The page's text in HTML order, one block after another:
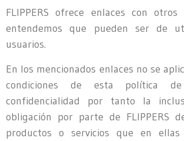
FLIPPERS ofrece enlaces con
entendemos que pueden ser de
usuarios.
En los mencionados enlaces no se
condiciones de esta política
confidencialidad por tanto la
obligación por parte de FLIPPERS
productos o servicios que en